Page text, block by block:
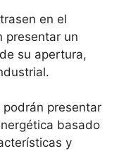
en el
presentar un
su apertura,
podrán presentar
basado
y